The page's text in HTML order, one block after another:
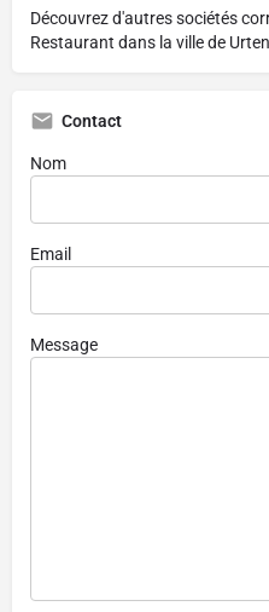
Découvrez d'autres sociétés
Restaurant dans la ville de
Contact
Nom
Email
Message